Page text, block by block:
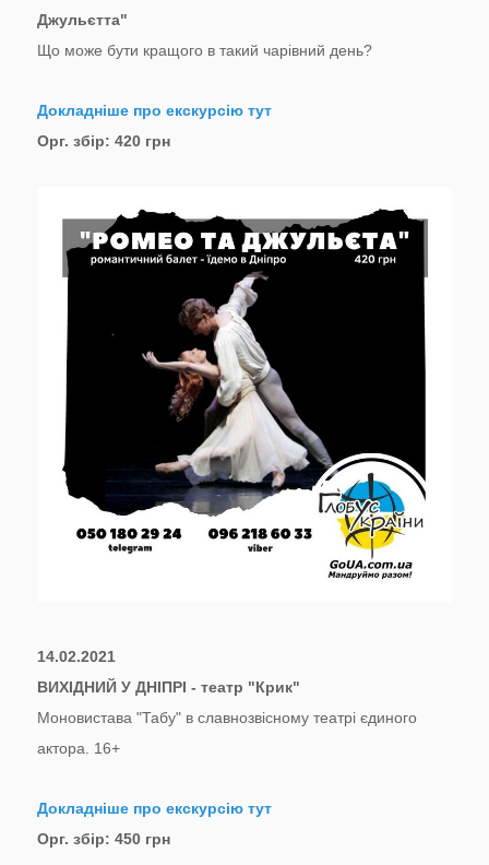
Джульєтта"
Що може бути кращого в такий чарівний день?
Докладніше про екскурсію тут
Орг. збір: 420 грн
14.02.2021
ВИХІДНИЙ У ДНІПРІ - театр "Крик"
Моновистава "Табу" в славнозвісному театрі єдиного
актора. 16+
Докладніше про екскурсію тут
Орг. збір: 450 грн